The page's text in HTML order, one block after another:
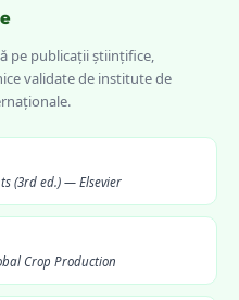
pe publicații științifice,
validate de institute de
(3rd ed.) — Elsevier
Crop Production